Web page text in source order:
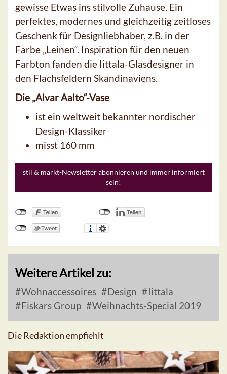
gewisse Etwas ins stilvolle Zuhause. Ein
perfektes, modernes und gleichzeitig zeitloses
Geschenk für Designliebhaber, z.B. in der
Farbe „Leinen“. Inspiration für den neuen
Farbton fanden die Iittala-Glasdesigner in
den Flachsfeldern Skandinaviens.
Die „Alvar Aalto“-Vase
ist ein weltweit bekannter nordischer
Design-Klassiker
misst 160 mm
stil & markt-Newsletter abonnieren und immer informiert
sein!
Weitere Artikel zu:
Wohnaccessoires Design
Iittala
Fiskars Group
Weihnachts-Special 2019
Die Redaktion empfiehlt